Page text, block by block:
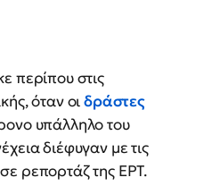
περίπου στις
όταν οιδράστες
υπάλληλο του
διέφυγαν με τις
ρεπορτάζ της ΕΡΤ.